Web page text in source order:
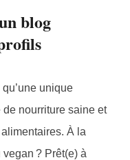
blog
unique
nourriture saine et
À la
? Prêt(e) à